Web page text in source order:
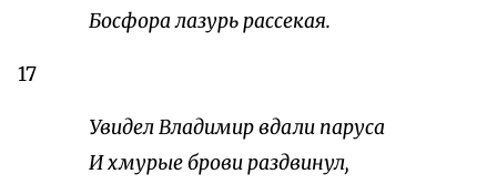
Босфора лазурь рассекая.
17
Увидел Владимир вдали паруса
И хмурые брови раздвинул,